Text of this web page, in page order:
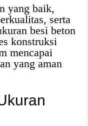
yang baik,
serta
besi beton
konstruksi
mencapai
yang aman